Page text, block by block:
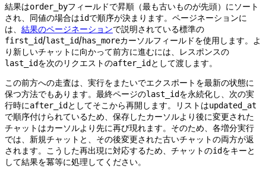
結果はorder_byフィールドで昇順（最も古いものが先頭）にソート
され、同値の場合はidで順序が決まります。ページネーションに
は、 結果のページネーションで説明されている標準の
first_id/last_id/has_moreカーソルフィールドを使用します。よ
り新しいチャットに向かって前方に進むには、レスポンスの
last_idを次のリクエストのafter_id として渡します。
この前方への走査は、実行をまたいでエクスポートを最新の状態に
保つ方法でもあります。最終ページのlast_idを永続化し、次の実
行時にafter_id としてそこから再開します。リストはupdated_at
で順序付けられているため、保存したカーソルより後に変更された
チャットはカーソルより先に再び現れます。そのため、各増分実行
では、新規チャットと、その後変更された古いチャットの両方が返
されます。こうした再出現に対応するため、チャットのidをキーと
して結果を冪等に処理してください。